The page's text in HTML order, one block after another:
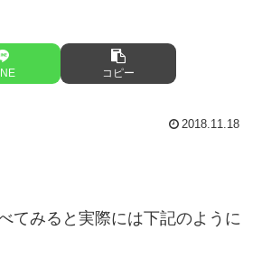
コピー
2018.11.18
てみると実際には下記のように